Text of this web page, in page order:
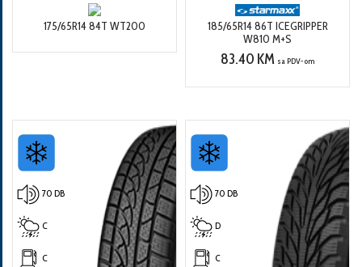
175/65R14 84T WT200
185/65R14 86T ICEGRIPPER
W810 M+S
83.40 KM sa PDV-om
70 DB
C
C
70 DB
D
C